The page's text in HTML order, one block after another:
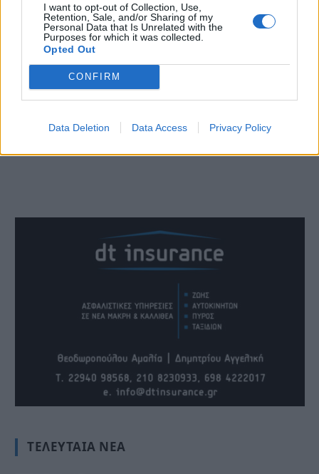
I want to opt-out of Collection, Use,
Retention, Sale, and/or Sharing of my
Personal Data that Is Unrelated with the
Purposes for which it was collected.
Opted Out
CONFIRM
Data Deletion Data Access Privacy Policy
ΤΕΛΕΥΤΑΊΑ ΝΈΑ